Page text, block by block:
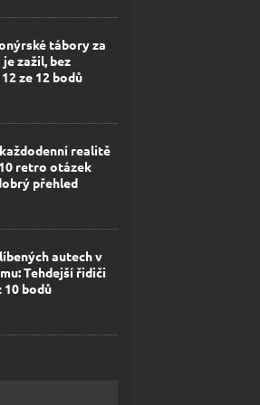
tábory za
zažil, bez
ze 12 bodů
realitě
retro otázek
přehled
autech v
Tehdejší řidiči
10 bodů